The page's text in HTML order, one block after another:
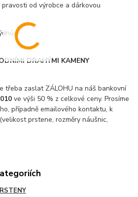
od výrobce a dárkovou
DRAHÝMI KAMENY
třeba zaslat ZÁLOHU na náš bankovní
ve výši 50 % z celkové ceny. Prosíme
případně emailového kontaktu, k
prstene, rozměry náušnic,